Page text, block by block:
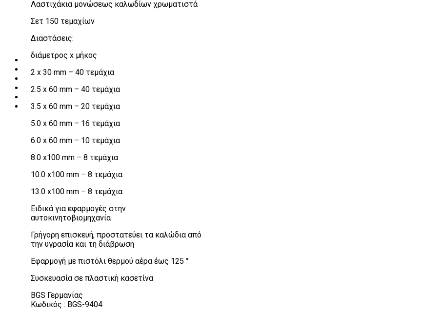
Λεβιέδες – Σταυροί
Εργαλεία φρένων
Διάφορα Είδη Φανοποιείου
Αναλώσιμα Είδη Συνεργείου
ΚΑΤΑΛΟΓΟΣ
DOWNLOADS
ΕΠΙΚΟΙΝΩΝΙΑ
ΕΝ
Λαστιχάκια μονώσεως καλωδίων χρωματιστά
Σετ 150 τεμαχίων
Διαστάσεις:
διάμετρος x μήκος
2 x 30 mm – 40 τεμάχια
2.5 x 60 mm – 40 τεμάχια
3.5 x 60 mm – 20 τεμάχια
5.0 x 60 mm – 16 τεμάχια
6.0 x 60 mm – 10 τεμάχια
8.0 x100 mm – 8 τεμάχια
10.0 x100 mm – 8 τεμάχια
13.0 x100 mm – 8 τεμάχια
Eιδικά για εφαρμογές στην
αυτοκινητοβιομηχανία
Γρήγορη επισκευή, προστατεύει τα καλώδια από
την υγρασία και τη διάβρωση
Εφαρμογή με πιστόλι θερμού αέρα έως 125 °
Συσκευασία σε πλαστική κασετίνα
BGS Γερμανίας
Κωδικός : BGS-9404